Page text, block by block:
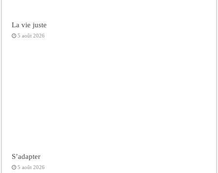
La vie juste
5 août 2026
S’adapter
5 août 2026